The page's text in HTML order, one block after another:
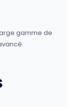
gamme de